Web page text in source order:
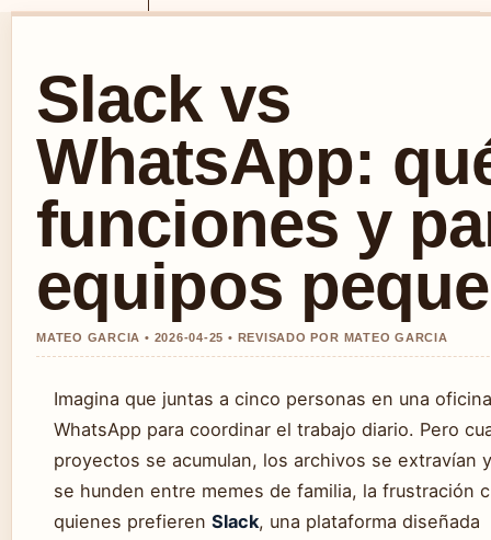
Slack vs
WhatsApp:
funciones y
equipos
MATEO GARCIA • 2026-04-25 • REVISADO POR MATEO GARCIA
Imagina que juntas a cinco personas en una
WhatsApp para coordinar el trabajo diario. Pero
proyectos se acumulan, los archivos se extravían
se hunden entre memes de familia, la frustración
quienes prefieren Slack, una plataforma diseñada